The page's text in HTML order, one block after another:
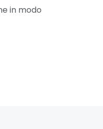
in modo